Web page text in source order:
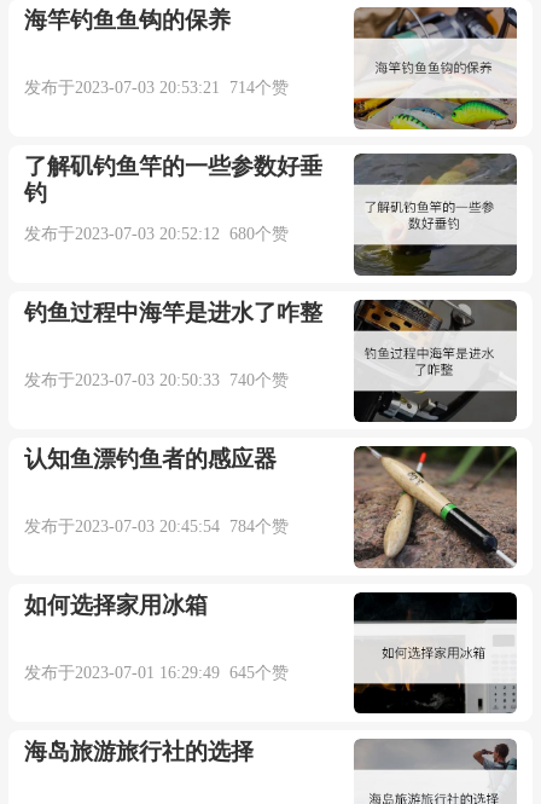
料。不同的鱼种对饵料有不同的偏好，选择合适的
5、辅助工具选择：根据需要选择合适的辅助工
具，如钓箱、浮漂、鱼篮、测鱼器等。这些工具可
以提供方便和便捷，使钓鱼过程更加流畅。
如垫子、钳子等，用于保护钓到的鱼以及自身的安
全。
本内容部分来源于网络，谨供免费学习使用，如有侵权，可
以通过邮箱juexin@juexinw.com联系我们删除！
海竿钓鱼鱼钩的保养
发布于2023-07-03 20:53:21 714个赞
了解矶钓鱼竿的一些参数好垂
钓
发布于2023-07-03 20:52:12 680个赞
钓鱼过程中海竿是进水了咋整
发布于2023-07-03 20:50:33 740个赞
认知鱼漂钓鱼者的感应器
发布于2023-07-03 20:45:54 784个赞
如何选择家用冰箱
发布于2023-07-01 16:29:49 645个赞
海岛旅游旅行社的选择